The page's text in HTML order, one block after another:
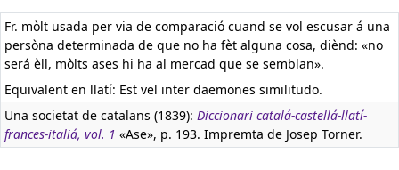
Fr. mòlt usada per via de comparació cuand se vol escusar á una
persòna determinada de que no ha fèt alguna cosa, diènd: «no
será èll, mòlts ases hi ha al mercad que se semblan».
Equivalent en llatí: Est vel inter daemones similitudo.
Una societat de catalans (1839): Diccionari catalá-castellá-llatí-
frances-italiá, vol. 1 «Ase», p. 193. Impremta de Josep Torner.